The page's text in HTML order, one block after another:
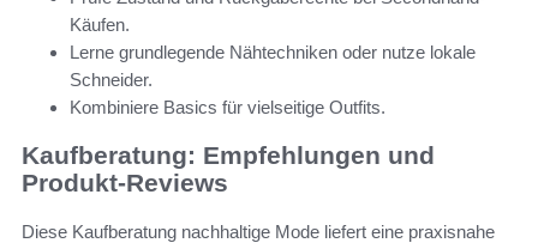
Käufen.
Lerne grundlegende Nähtechniken oder nutze lokale
Schneider.
Kombiniere Basics für vielseitige Outfits.
Kaufberatung: Empfehlungen und
Produkt-Reviews
Diese Kaufberatung nachhaltige Mode liefert eine praxisnahe